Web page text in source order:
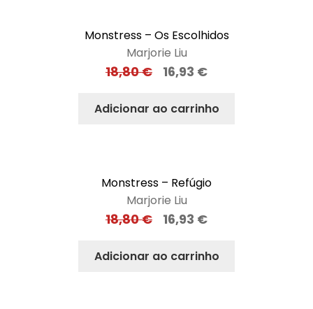
Monstress – Os Escolhidos
Marjorie Liu
18,80€ 16,93 €
Adicionar ao carrinho
Monstress – Refúgio
Marjorie Liu
18,80€ 16,93 €
Adicionar ao carrinho